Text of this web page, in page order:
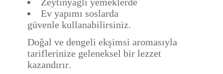
Ev yapımı soslarda
güvenle kullanabilirsiniz.
Doğal ve dengeli ekşimsi aromasıyla
tariflerinize geleneksel bir lezzet
kazandırır.